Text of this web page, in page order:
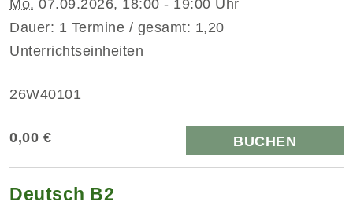
Mo. 07.09.2026, 18:00 - 19:00 Uhr
Dauer: 1 Termine / gesamt: 1,20
Unterrichtseinheiten
26W40101
0,00 € BUCHEN
Deutsch B2